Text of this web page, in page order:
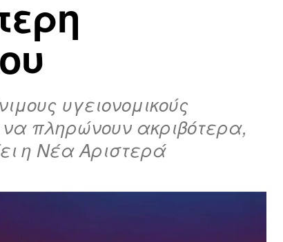
υγειονομικούς
να πληρώνουν ακριβότερα,
η Νέα Αριστερά